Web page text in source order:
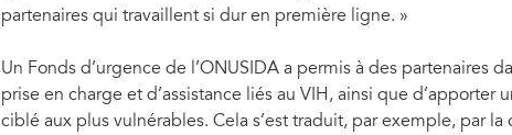
partenaires qui travaillent si dur en première ligne. »
Un Fonds d’urgence de l’ONUSIDA a permis à des partenaires
prise en charge et d’assistance liés au VIH, ainsi que
ciblé aux plus vulnérables. Cela s’est traduit, par exemple, par